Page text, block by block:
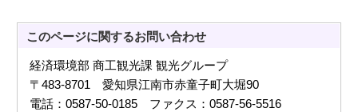
このページに関するお問い合わせ
経済環境部 商工観光課 観光グループ
〒483-8701 愛知県江南市赤童子町大堀90
電話：0587-50-0185 ファクス：0587-56-5516